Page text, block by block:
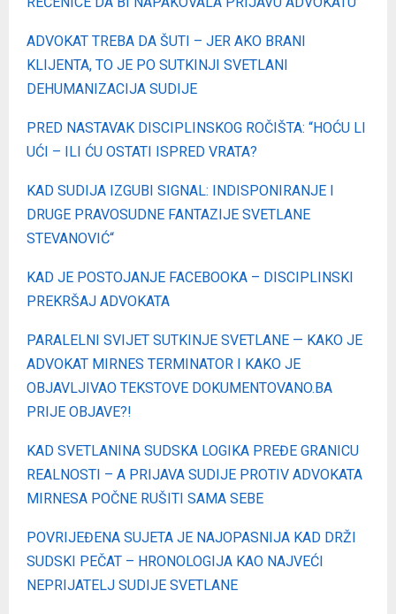
ADVOKAT TREBA DA ŠUTI – JER AKO BRANI
KLIJENTA, TO JE PO SUTKINJI SVETLANI
DEHUMANIZACIJA SUDIJE
PRED NASTAVAK DISCIPLINSKOG ROČIŠTA: “HOĆU LI
UĆI – ILI ĆU OSTATI ISPRED VRATA?
KAD SUDIJA IZGUBI SIGNAL: INDISPONIRANJE I
DRUGE PRAVOSUDNE FANTAZIJE SVETLANE
STEVANOVIĆ“
KAD JE POSTOJANJE FACEBOOKA – DISCIPLINSKI
PREKRŠAJ ADVOKATA
PARALELNI SVIJET SUTKINJE SVETLANE — KAKO JE
ADVOKAT MIRNES TERMINATOR I KAKO JE
OBJAVLJIVAO TEKSTOVE DOKUMENTOVANO.BA
PRIJE OBJAVE?!
KAD SVETLANINA SUDSKA LOGIKA PREĐE GRANICU
REALNOSTI – A PRIJAVA SUDIJE PROTIV ADVOKATA
MIRNESA POČNE RUŠITI SAMA SEBE
POVRIJEĐENA SUJETA JE NAJOPASNIJA KAD DRŽI
SUDSKI PEČAT – HRONOLOGIJA KAO NAJVEĆI
NEPRIJATELJ SUDIJE SVETLANE